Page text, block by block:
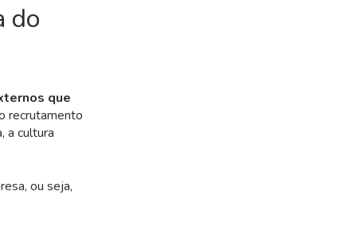
do
que
recrutamento
a cultura
ou seja,